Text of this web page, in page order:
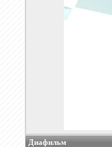
Диафильм